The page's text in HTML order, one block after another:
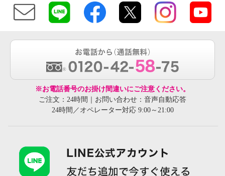
※お電話番号のお掛け間違いにご注意ください。
ご注文：24時間｜お問い合わせ：音声自動応答
24時間／オペレーター対応 9:00～21:00